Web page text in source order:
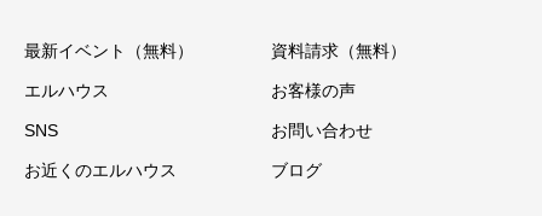
最新イベント（無料） 資料請求（無料）
エルハウス お客様の声
SNS お問い合わせ
お近くのエルハウス ブログ